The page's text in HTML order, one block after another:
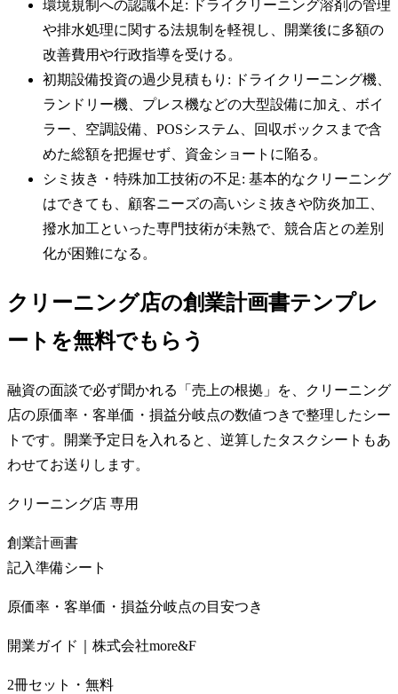
環境規制への認識不足: ドライクリーニング溶剤の管理
や排水処理に関する法規制を軽視し、開業後に多額の
改善費用や行政指導を受ける。
初期設備投資の過少見積もり: ドライクリーニング機、
ランドリー機、プレス機などの大型設備に加え、ボイ
ラー、空調設備、POSシステム、回収ボックスまで含
めた総額を把握せず、資金ショートに陥る。
シミ抜き・特殊加工技術の不足: 基本的なクリーニング
はできても、顧客ニーズの高いシミ抜きや防炎加工、
撥水加工といった専門技術が未熟で、競合店との差別
化が困難になる。
クリーニング店の創業計画書テンプレ
ートを無料でもらう
融資の面談で必ず聞かれる「売上の根拠」を、クリーニング
店の原価率・客単価・損益分岐点の数値つきで整理したシー
トです。開業予定日を入れると、逆算したタスクシートもあ
わせてお送りします。
クリーニング店 専用
創業計画書
記入準備シート
原価率・客単価・損益分岐点の目安つき
開業ガイド｜株式会社more&F
2冊セット・無料